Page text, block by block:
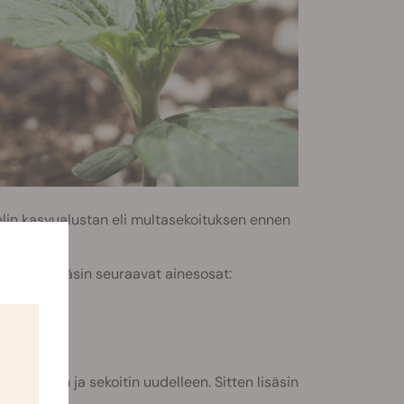
kasvualustan eli multasekoituksen ennen
lisäsin seuraavat ainesosat:
Potiin ja sekoitin uudelleen. Sitten lisäsin